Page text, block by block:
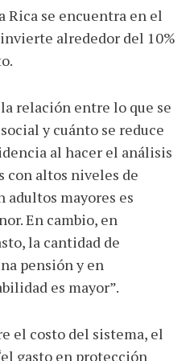
Rica se encuentra en el
alrededor del 10%
relación entre lo que se
y cuánto se reduce
al hacer el análisis
con altos niveles de
adultos mayores es
En cambio, en
la cantidad de
pensión y en
es mayor”.
el costo del sistema, el
gasto en protección